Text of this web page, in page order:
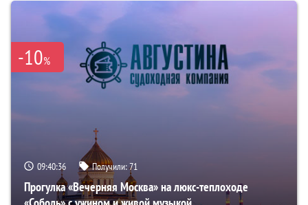
-10%
09:40:35 Получили:71
Прогулка «Вечерняя Москва» на люкс-теплоходе